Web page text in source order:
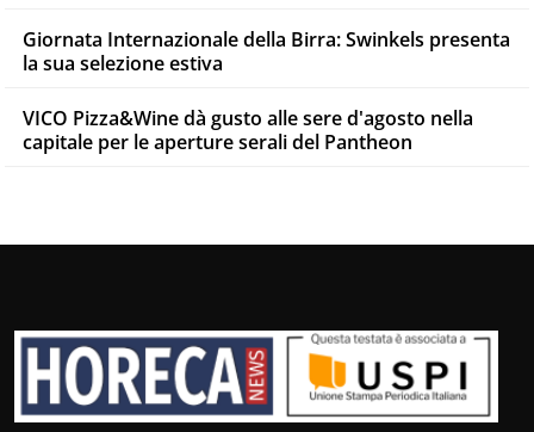
Giornata Internazionale della Birra: Swinkels presenta
la sua selezione estiva
VICO Pizza&Wine dà gusto alle sere d'agosto nella
capitale per le aperture serali del Pantheon